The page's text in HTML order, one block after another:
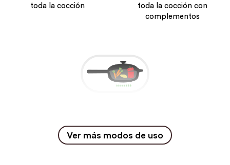
toda la cocción
toda la cocción con
complementos
verduras / verduras
rellenas
Ver más modos de uso